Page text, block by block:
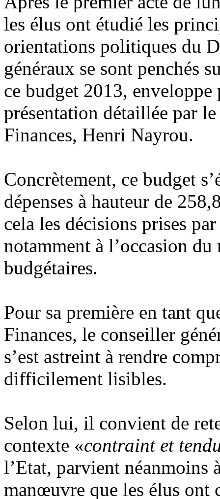
les élus ont étudié les
orientations politiques du
généraux se sont penchés
ce budget 2013, enveloppe
présentation détaillée par
Finances, Henri Nayrou.
Concrètement, ce budget
dépenses à hauteur de
cela les décisions prises
notamment à l’occasion
budgétaires.
Pour sa première en tant
Finances, le conseiller
s’est astreint à rendre
difficilement lisibles.
Selon lui, il convient de
contexte «contraint et
l’Etat, parvient néanmoins
manœuvre que les élus ont